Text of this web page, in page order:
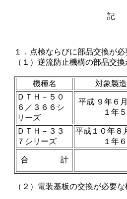
記
１．点検ならびに部品交換が
（１）逆流防止機構の部品交
機種名 対象製
ＤＴＨ－５０
６／３６６シ
リーズ
平成 ９年６
１年
ＤＴＨ－３３
７シリーズ
平成１０年８
１年
合 計
（２）電装基板の交換が必要な